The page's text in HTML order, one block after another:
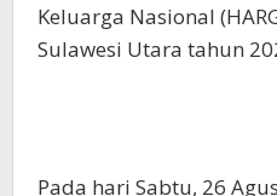
Keluarga Nasional
Sulawesi Utara tahun
Pada hari Sabtu, 26